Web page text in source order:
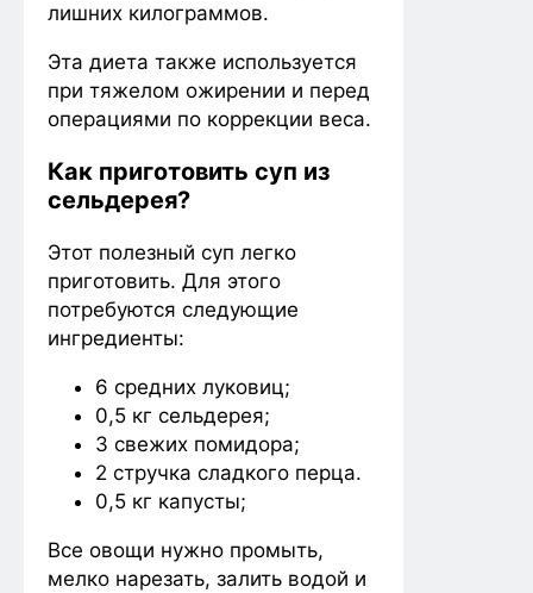
лишних килограммов.
Эта диета также используется
при тяжелом ожирении и перед
операциями по коррекции веса.
Как приготовить суп из
сельдерея?
Этот полезный суп легко
приготовить. Для этого
потребуются следующие
ингредиенты:
6 средних луковиц;
0,5 кг сельдерея;
3 свежих помидора;
2 стручка сладкого перца.
0,5 кг капусты;
Все овощи нужно промыть,
мелко нарезать, залить водой и